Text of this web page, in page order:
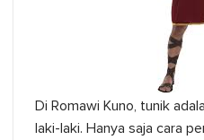
Di Romawi Kuno, tunik
laki-laki. Hanya saja cara